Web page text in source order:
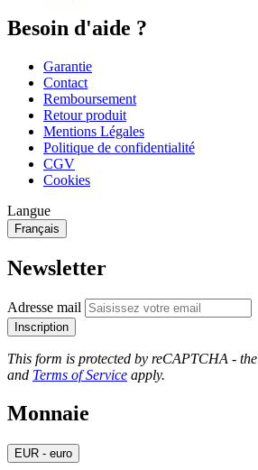
Besoin d'aide ?
Garantie
Contact
Remboursement
Retour produit
Mentions Légales
Politique de confidentialité
CGV
Cookies
Langue
Français
Newsletter
Adresse mail
Inscription
This form is protected by reCAPTCHA - the
and Terms of Service apply.
Monnaie
EUR - euro